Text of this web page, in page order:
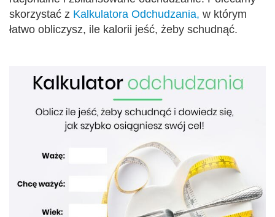
skorzystać z Kalkulatora Odchudzania, w którym
łatwo obliczysz, ile kalorii jeść, żeby schudnąć.